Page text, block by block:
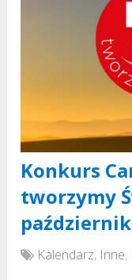
Konkurs
tworzymy
Kalendarz, Inne,